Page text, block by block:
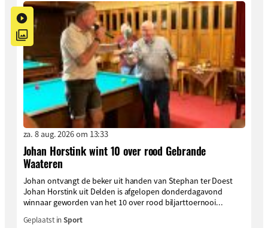
za. 8 aug. 2026 om 13:33
Johan Horstink wint 10 over rood Gebrande
Waateren
Johan ontvangt de beker uit handen van Stephan ter Doest
Johan Horstink uit Delden is afgelopen donderdagavond
winnaar geworden van het 10 over rood biljarttoernooi...
Geplaatst inSport